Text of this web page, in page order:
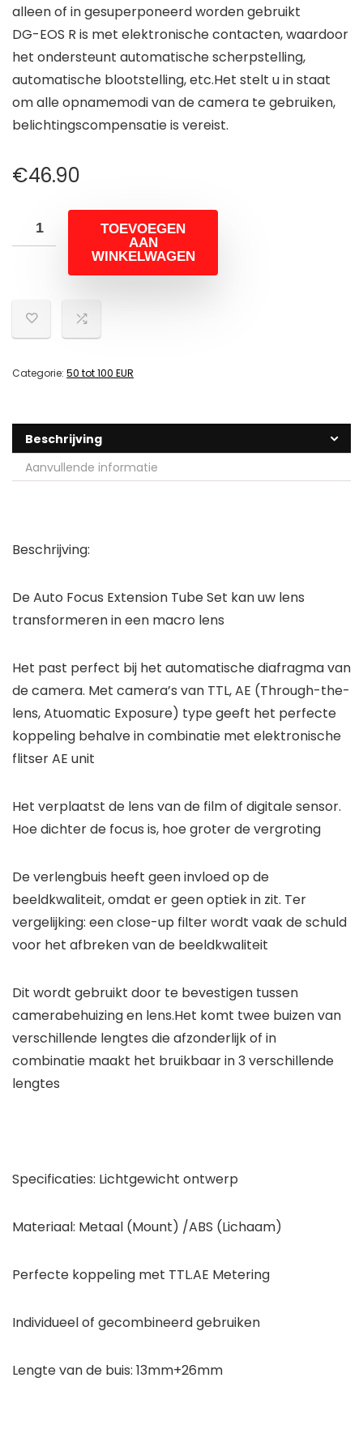
alleen of in gesuperponeerd worden gebruikt
DG-EOS R is met elektronische contacten, waardoor
het ondersteunt automatische scherpstelling,
automatische blootstelling, etc.Het stelt u in staat
om alle opnamemodi van de camera te gebruiken,
belichtingscompensatie is vereist.
€46.90
TOEVOEGEN
AAN
WINKELWAGEN
Categorie: 50 tot 100 EUR
Beschrijving
Aanvullende informatie
Beschrijving:
De Auto Focus Extension Tube Set kan uw lens
transformeren in een macro lens
Het past perfect bij het automatische diafragma van
de camera. Met camera’s van TTL, AE (Through-the-
lens, Atuomatic Exposure) type geeft het perfecte
koppeling behalve in combinatie met elektronische
flitser AE unit
Het verplaatst de lens van de film of digitale sensor.
Hoe dichter de focus is, hoe groter de vergroting
De verlengbuis heeft geen invloed op de
beeldkwaliteit, omdat er geen optiek in zit. Ter
vergelijking: een close-up filter wordt vaak de schuld
voor het afbreken van de beeldkwaliteit
Dit wordt gebruikt door te bevestigen tussen
camerabehuizing en lens.Het komt twee buizen van
verschillende lengtes die afzonderlijk of in
combinatie maakt het bruikbaar in 3 verschillende
lengtes
Specificaties: Lichtgewicht ontwerp
Materiaal: Metaal (Mount) /ABS (Lichaam)
Perfecte koppeling met TTL.AE Metering
Individueel of gecombineerd gebruiken
Lengte van de buis: 13mm+26mm